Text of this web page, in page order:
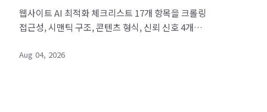
웹사이트 AI 최적화 체크리스트 17개 항목을 크롤링
접근성, 시맨틱 구조, 콘텐츠 형식, 신뢰 신호 4개
진단으로 확인하세요.
Aug 04, 2026